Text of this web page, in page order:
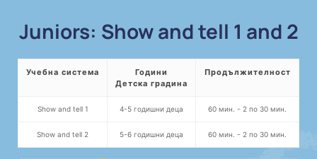
Juniors: Show and tell 1 and 2
Учебна система
Години
Детска градина
Продължителност
Show and tell 1 4-5 годишни деца 60 мин. - 2 по 30 мин.
Show and tell 2 5-6 годишни деца 60 мин. - 2 по 30 мин.